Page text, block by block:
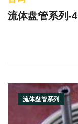
流体盘管系列-4
流体盘管系列